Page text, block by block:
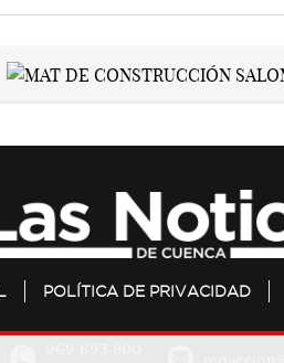
POLÍTICA DE PRIVACIDAD